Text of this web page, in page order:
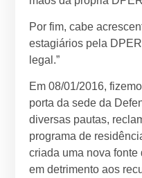
Por fim, cabe
estagiários pela
legal.”
Em 08/01/2016,
porta da sede da
diversas pautas,
programa de
criada uma nova
em detrimento aos